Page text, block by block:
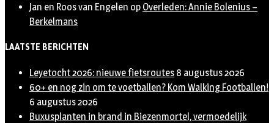
Jan en Roos van Engelen op Overleden: Annie Bolenius –
Berkelmans
LAATSTE BERICHTEN
Leyetocht 2026: nieuwe fietsroutes 8 augustus 2026
60+ en nog zin om te voetballen? Kom Walking Footballen!
6 augustus 2026
Buxusplanten in brand in Biezenmortel, vermoedelijk